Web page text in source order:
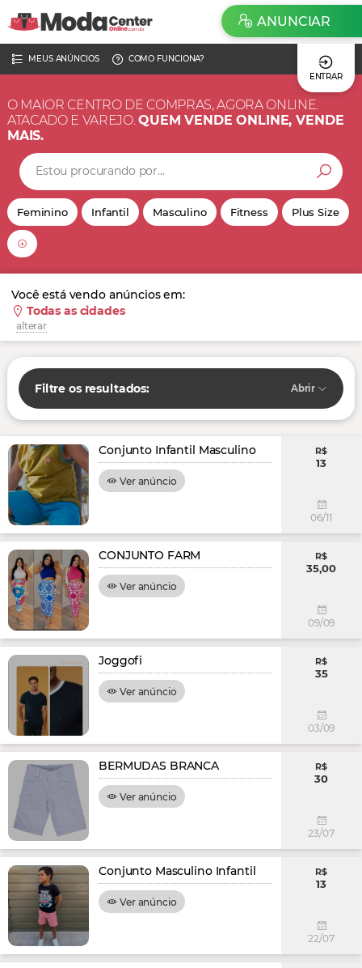
MEUS ANÚNCIOS
COMO FUNCIONA?
ENTRAR
ANUNCIAR
O MAIOR CENTRO DE COMPRAS, AGORA ONLINE.
ATACADO E VAREJO.QUEM VENDE ONLINE, VENDE
MAIS.
Feminino Infantil Masculino Fitness Plus Size
Você está vendo anúncios em:
Todas as cidades
alterar
Filtre os resultados: Abrir
Conjunto Infantil Masculino
Ver anúncio
R$
13
06/11
CONJUNTO FARM
Ver anúncio
R$
35,00
09/09
Joggofi
Ver anúncio
R$
35
03/09
BERMUDAS BRANCA
Ver anúncio
R$
30
23/07
Conjunto Masculino Infantil
Ver anúncio
R$
13
22/07